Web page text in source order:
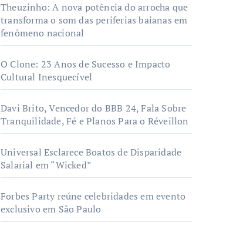
Theuzinho: A nova potência do arrocha que
transforma o som das periferias baianas em
fenômeno nacional
O Clone: 23 Anos de Sucesso e Impacto
Cultural Inesquecível
Davi Brito, Vencedor do BBB 24, Fala Sobre
Tranquilidade, Fé e Planos Para o Réveillon
Universal Esclarece Boatos de Disparidade
Salarial em “Wicked”
Forbes Party reúne celebridades em evento
exclusivo em São Paulo